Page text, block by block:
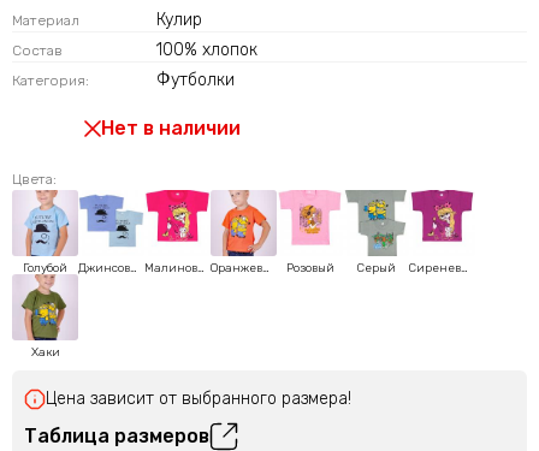
Материал Кулир
Состав 100% хлопок
Категория: Футболки
Нет в наличии
Цвета:
Голубой Джинсовый Малиновый Оранжевый Розовый Серый Сиреневый
Хаки
Цена зависит от выбранного размера!
Таблица размеров